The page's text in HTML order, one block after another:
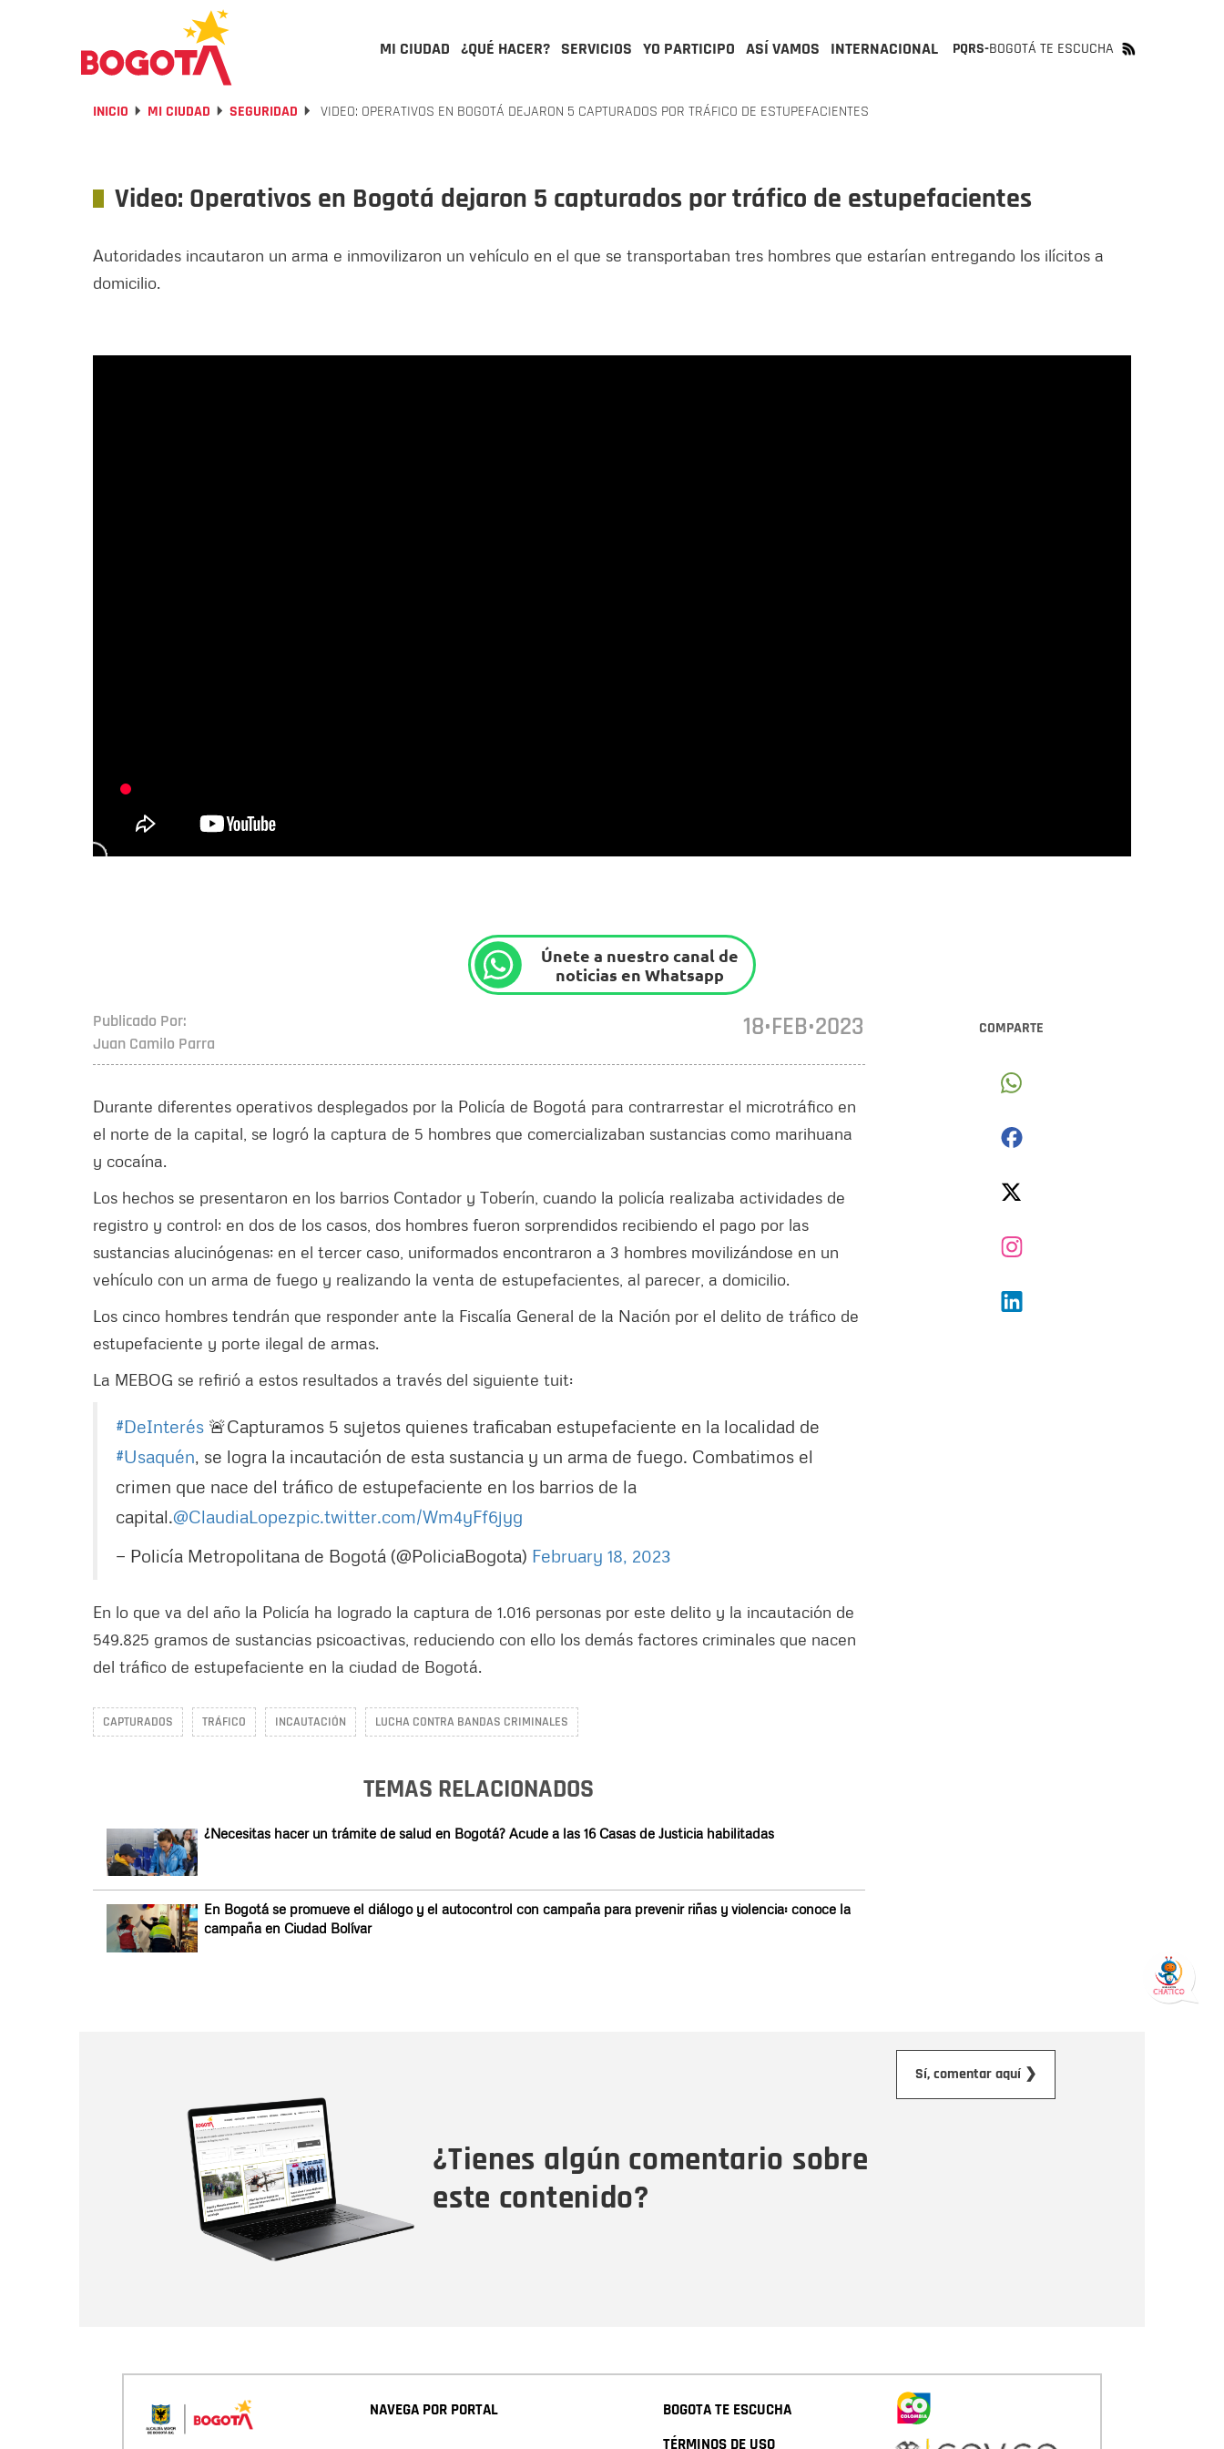
MI CIUDAD ¿QUÉ HACER? SERVICIOS YO PARTICIPO ASÍ VAMOS INTERNACIONAL PQRS-BOGOTÁ TE ESCUCHA
INICIO MI CIUDAD SEGURIDAD VIDEO: OPERATIVOS EN BOGOTÁ DEJARON 5 CAPTURADOS POR TRÁFICO DE ESTUPEFACIENTES
Video: Operativos en Bogotá dejaron 5 capturados por tráfico de estupefacientes
Autoridades incautaron un arma e inmovilizaron un vehículo en el que se transportaban tres hombres que estarían entregando los ilícitos a
domicilio.
Únete a nuestro canal de
noticias en Whatsapp
COMPARTE
Publicado Por:
Juan Camilo Parra
18•FEB•2023
Durante diferentes operativos desplegados por la Policía de Bogotá para contrarrestar el microtráfico en
el norte de la capital, se logró la captura de 5 hombres que comercializaban sustancias como marihuana
y cocaína.
Los hechos se presentaron en los barrios Contador y Toberín, cuando la policía realizaba actividades de
registro y control; en dos de los casos, dos hombres fueron sorprendidos recibiendo el pago por las
sustancias alucinógenas; en el tercer caso, uniformados encontraron a 3 hombres movilizándose en un
vehículo con un arma de fuego y realizando la venta de estupefacientes, al parecer, a domicilio.
Los cinco hombres tendrán que responder ante la Fiscalía General de la Nación por el delito de tráfico de
estupefaciente y porte ilegal de armas.
La MEBOG se refirió a estos resultados a través del siguiente tuit:
#DeInterés 🚨Capturamos 5 sujetos quienes traficaban estupefaciente en la localidad de
#Usaquén, se logra la incautación de esta sustancia y un arma de fuego. Combatimos el
crimen que nace del tráfico de estupefaciente en los barrios de la
capital.@ClaudiaLopezpic.twitter.com/Wm4yFf6jyg
— Policía Metropolitana de Bogotá (@PoliciaBogota) February 18, 2023
En lo que va del año la Policía ha logrado la captura de 1.016 personas por este delito y la incautación de
549.825 gramos de sustancias psicoactivas, reduciendo con ello los demás factores criminales que nacen
del tráfico de estupefaciente en la ciudad de Bogotá.
CAPTURADOS TRÁFICO INCAUTACIÓN LUCHA CONTRA BANDAS CRIMINALES
TEMAS RELACIONADOS
¿Necesitas hacer un trámite de salud en Bogotá? Acude a las 16 Casas de Justicia habilitadas
En Bogotá se promueve el diálogo y el autocontrol con campaña para prevenir riñas y violencia: conoce la
campaña en Ciudad Bolívar
¿Tienes algún comentario sobre
este contenido?
Sí, comentar aquí ❯
NAVEGA POR PORTAL
BOGOTA TE ESCUCHA
TÉRMINOS DE USO